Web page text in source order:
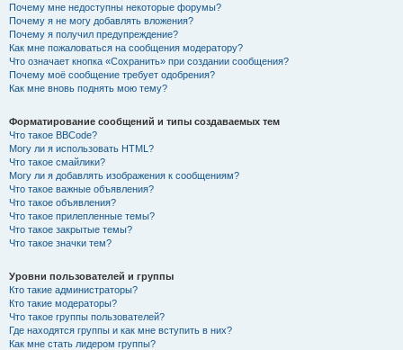
Почему мне недоступны некоторые форумы?
Почему я не могу добавлять вложения?
Почему я получил предупреждение?
Как мне пожаловаться на сообщения модератору?
Что означает кнопка «Сохранить» при создании сообщения?
Почему моё сообщение требует одобрения?
Как мне вновь поднять мою тему?
Форматирование сообщений и типы создаваемых тем
Что такое BBCode?
Могу ли я использовать HTML?
Что такое смайлики?
Могу ли я добавлять изображения к сообщениям?
Что такое важные объявления?
Что такое объявления?
Что такое прилепленные темы?
Что такое закрытые темы?
Что такое значки тем?
Уровни пользователей и группы
Кто такие администраторы?
Кто такие модераторы?
Что такое группы пользователей?
Где находятся группы и как мне вступить в них?
Как мне стать лидером группы?